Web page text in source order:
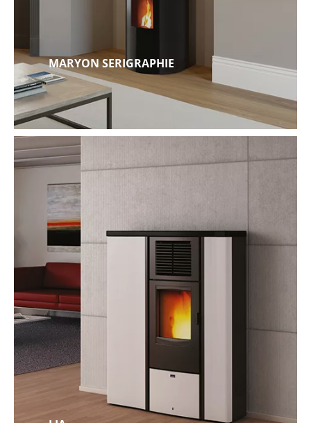
MARYON SERIGRAPHIE